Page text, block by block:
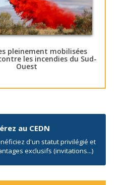
pleinement mobilisées
les incendies du Sud-
Ouest
au CEDN
d'un statut privilégié et
exclusifs (invitations...)